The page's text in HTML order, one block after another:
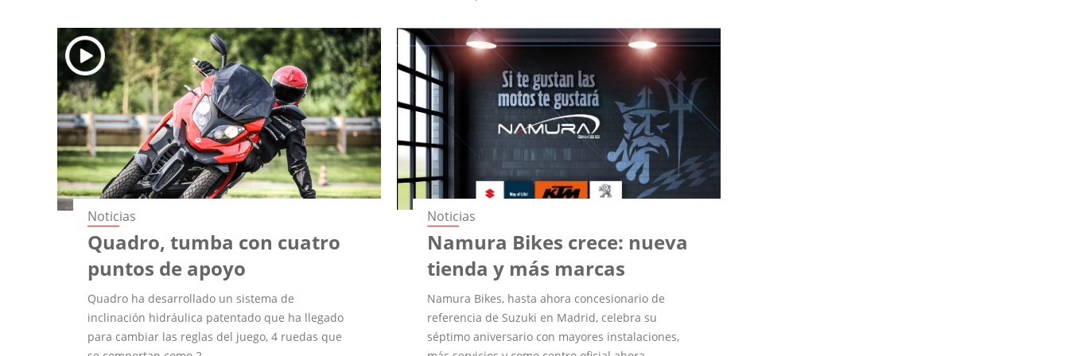
Noticias
Quadro, tumba con cuatro
puntos de apoyo
Quadro ha desarrollado un sistema de
inclinación hidráulica patentado que ha llegado
para cambiar las reglas del juego, 4 ruedas que
Noticias
Namura Bikes crece: nueva
tienda y más marcas
Namura Bikes, hasta ahora concesionario de
referencia de Suzuki en Madrid, celebra su
séptimo aniversario con mayores instalaciones,